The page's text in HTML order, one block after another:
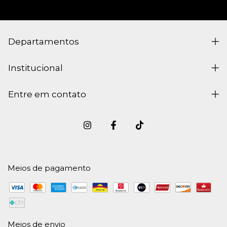
Departamentos
Institucional
Entre em contato
Meios de pagamento
Meios de envio